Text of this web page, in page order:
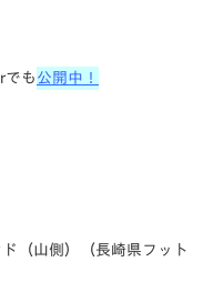
でも 公開中！
（山側）（長崎県フット